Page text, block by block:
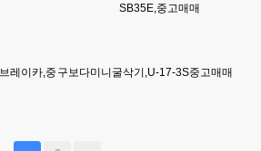
SB35E,중고매매
레이카,중 구보다미니굴삭기,U-17-3S중고매매